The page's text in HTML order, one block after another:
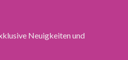
Neuigkeiten und